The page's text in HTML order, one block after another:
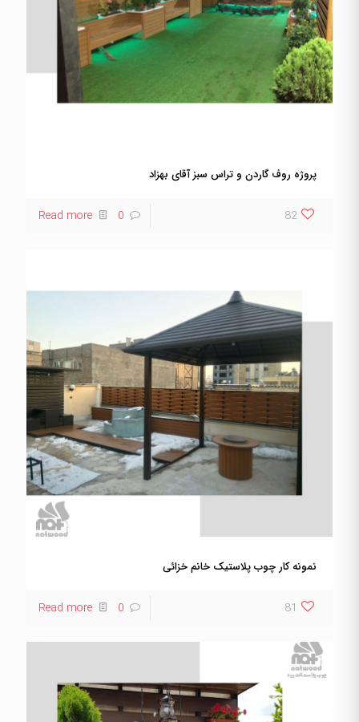
پروژه روف گاردن و تراس سبز آقای بهزاد
82
0
Read more
نمونه کار چوب پلاستیک خانم خزائی
81
0
Read more